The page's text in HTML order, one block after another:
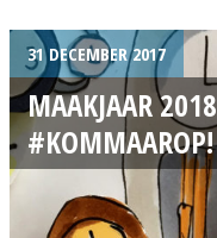
31 DECEMBER 2017
MAAKJAAR 2018
#KOMMAAROP!